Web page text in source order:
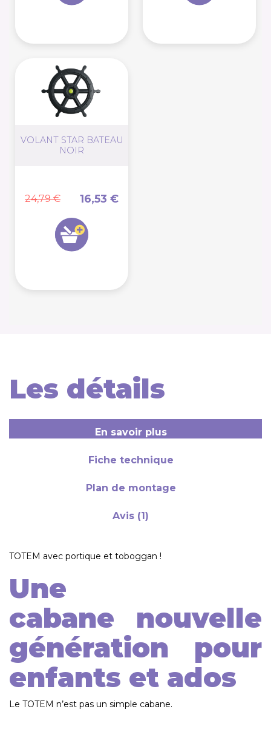
VOLANT STAR BATEAU
NOIR
24,79 € 16,53 €
Les détails
En savoir plus
Fiche technique
Plan de montage
Avis (1)
TOTEM avec portique et toboggan !
Une
cabane nouvelle
génération pour
enfants et ados
Le TOTEM n’est pas un simple cabane.